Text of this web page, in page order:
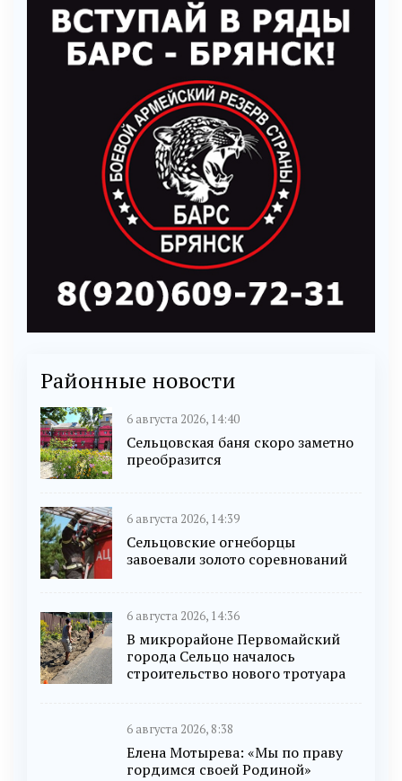
Районные новости
6 августа 2026, 14:40
Сельцовская баня скоро заметно
преобразится
6 августа 2026, 14:39
Сельцовские огнеборцы
завоевали золото соревнований
6 августа 2026, 14:36
В микрорайоне Первомайский
города Сельцо началось
строительство нового тротуара
6 августа 2026, 8:38
Елена Мотырева: «Мы по праву
гордимся своей Родиной»